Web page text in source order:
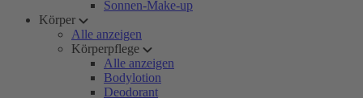
Sonnen-Make-up
Körper
Alle anzeigen
Körperpflege
Alle anzeigen
Bodylotion
Deodorant